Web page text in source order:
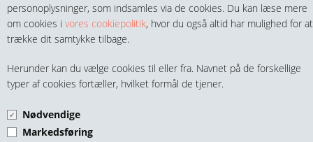
personoplysninger, som indsamles via de cookies. Du kan læse mere
om cookies i vores cookiepolitik, hvor du også altid har mulighed for at
trække dit samtykke tilbage.
Herunder kan du vælge cookies til eller fra. Navnet på de forskellige
typer af cookies fortæller, hvilket formål de tjener.
Nødvendige
Markedsføring
MENU
HANER & VENTILER
SLANGER, KOBLINGER & TILBEHØR
OVERGANG MUFFE BSPP -
PUSH-IN FORNIKLET
MESSING